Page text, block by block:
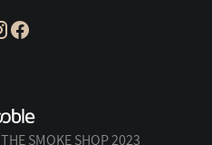
THE SMOKE SHOP 2023 © כל הזכויות שמורות.